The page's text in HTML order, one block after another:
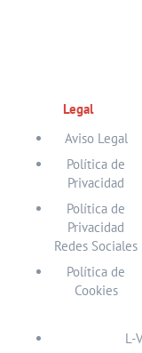
Legal
Aviso Legal
Política de
Privacidad
Política de
Privacidad
Redes Sociales
Política de
Cookies
L-